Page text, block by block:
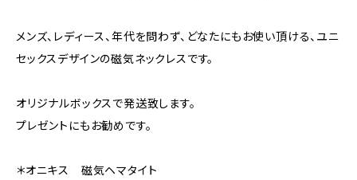
メンズ、レディース、年代を問わず、どなたにもお使い頂ける、ユニ
セックスデザインの磁気ネックレスです。
オリジナルボックスで発送致します。
プレゼントにもお勧めです。
＊オニキス 磁気ヘマタイト